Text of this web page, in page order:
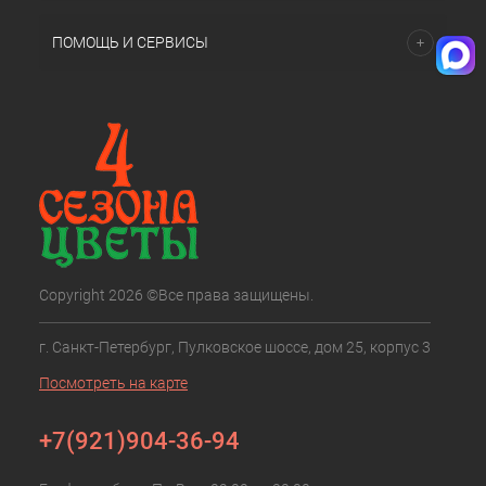
ПОМОЩЬ И СЕРВИСЫ
Copyright 2026 ©Все права защищены.
г. Санкт-Петербург, Пулковское шоссе, дом 25, корпус 3
Посмотреть на карте
+7(921)904-36-94